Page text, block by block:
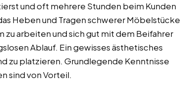
und oft mehrere Stunden beim Kunden
Heben und Tragen schwerer Möbelstücke
zu arbeiten und sich gut mit dem Beifahrer
Ablauf. Ein gewisses ästhetisches
zu platzieren. Grundlegende Kenntnisse
sind von Vorteil.